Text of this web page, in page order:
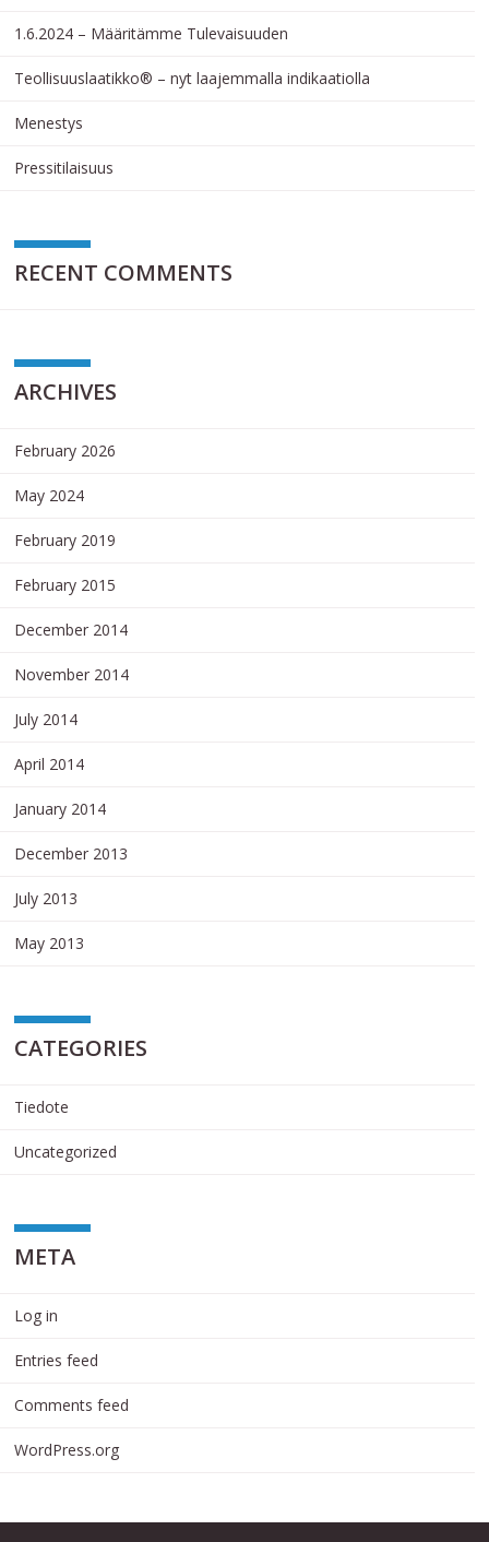
1.6.2024 – Määritämme Tulevaisuuden
Teollisuuslaatikko® – nyt laajemmalla indikaatiolla
Menestys
Pressitilaisuus
RECENT COMMENTS
ARCHIVES
February 2026
May 2024
February 2019
February 2015
December 2014
November 2014
July 2014
April 2014
January 2014
December 2013
July 2013
May 2013
CATEGORIES
Tiedote
Uncategorized
META
Log in
Entries feed
Comments feed
WordPress.org